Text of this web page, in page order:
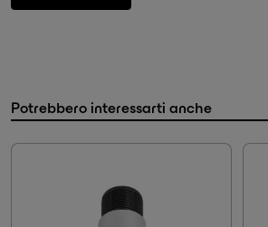
Potrebbero interessarti anche